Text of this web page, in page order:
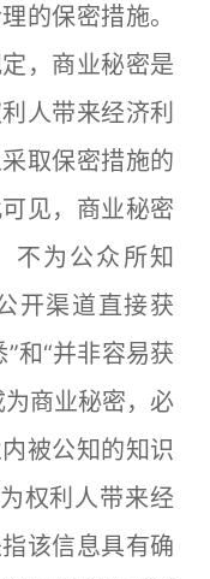
的保密措施。
，商业秘密是
人带来经济利
取保密措施的
见，商业秘密
不为公众所知
开渠道直接获
和“并非容易获
商业秘密，必
被公知的知识
权利人带来经
该信息具有确